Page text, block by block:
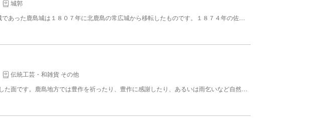
城郭
伝統工芸・和雑貨 その他